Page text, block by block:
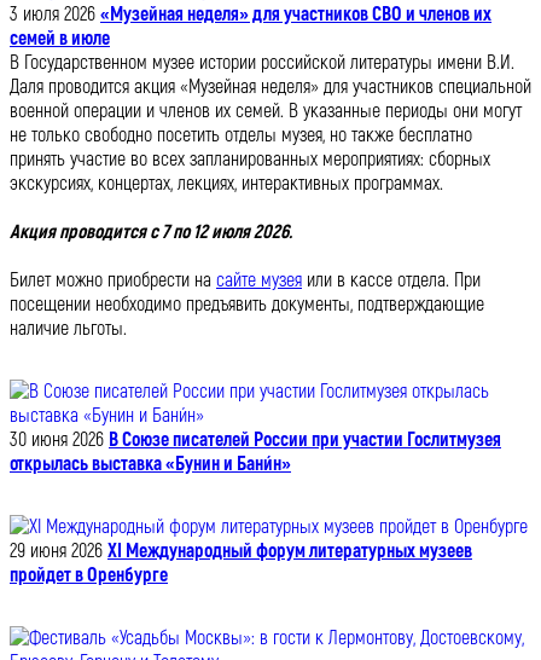
3 июля 2026 «Музейная неделя» для участников СВО и членов их
семей в июле
В Государственном музее истории российской литературы имени В.И.
Даля проводится акция «Музейная неделя» для участников специальной
военной операции и членов их семей. В указанные периоды они могут
не только свободно посетить отделы музея, но также бесплатно
принять участие во всех запланированных мероприятиях: сборных
экскурсиях, концертах, лекциях, интерактивных программах.
Акция проводится с 7 по 12 июля 2026.
Билет можно приобрести на сайте музея или в кассе отдела. При
посещении необходимо предъявить документы, подтверждающие
наличие льготы.
30 июня 2026 В Союзе писателей России при участии Гослитмузея
открылась выставка «Бунин и Бани́н»
29 июня 2026 XI Международный форум литературных музеев
пройдет в Оренбурге